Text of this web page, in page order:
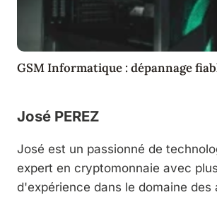
GSM Informatique : dépannage
José PEREZ
José est un passionné de
expert en cryptomonnaie avec
d'expérience dans le domaine des